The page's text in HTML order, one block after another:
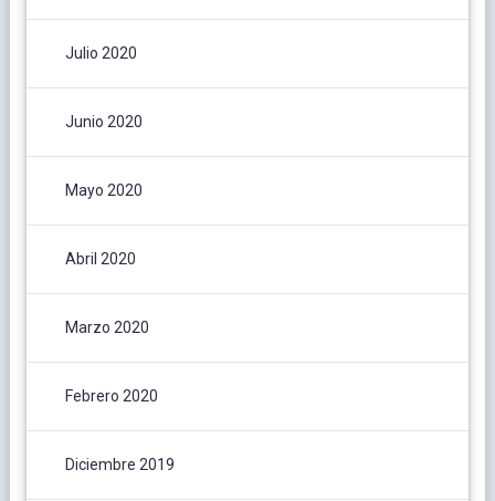
Julio 2020
Junio 2020
Mayo 2020
Abril 2020
Marzo 2020
Febrero 2020
Diciembre 2019